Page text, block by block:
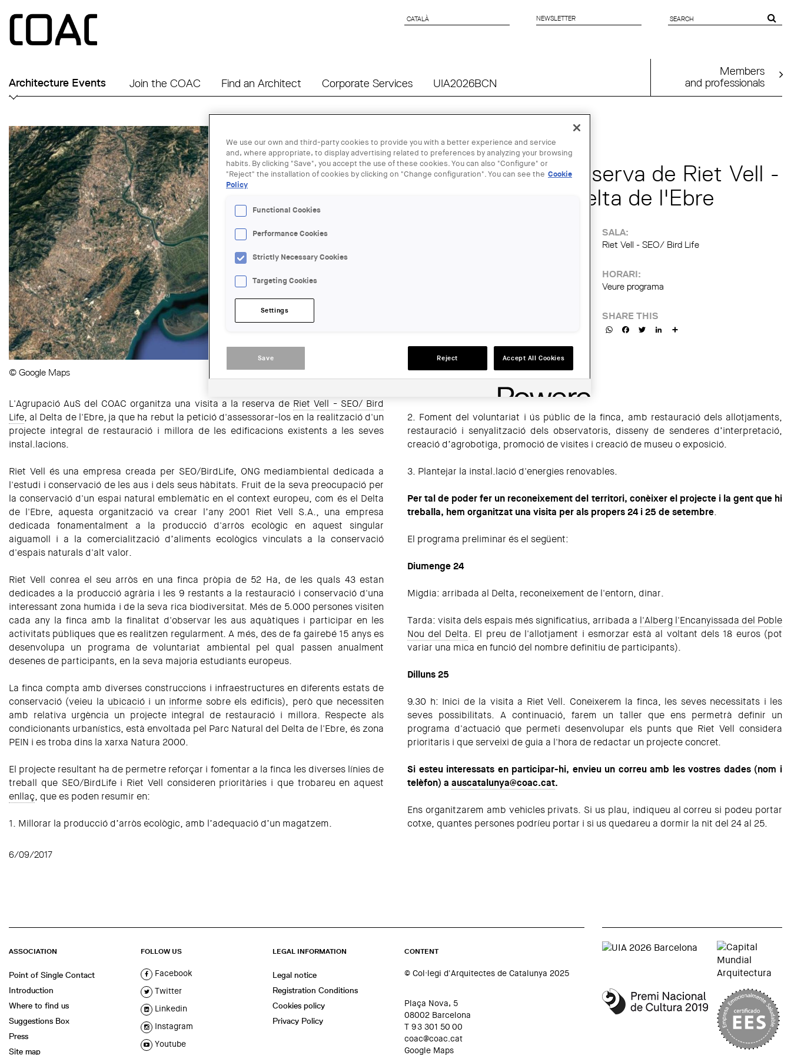
CATALÀ
CATALÀ NEWSLETTER
FORM
Architecture Events Join the COAC Find an Architect Corporate Services UIA2026BCN
Members
and professionals
© Google Maps
24 SEP - 25 SEP
Visita i taller a la reserva de Riet Vell -
SEO/Bird Life al Delta de l'Ebre
SALA:
Riet Vell - SEO/ Bird Life
HORARI:
Veure programa
SHARE THIS
WhatsAppFacebookTwitterLinkedIn
L'Agrupació AuS del COAC organitza una visita a la reserva de Riet Vell - SEO/ Bird
Life, al Delta de l'Ebre, ja que ha rebut la petició d'assessorar-los en la realització d'un
projecte integral de restauració i millora de les edificacions existents a les seves
instal.lacions.
Riet Vell és una empresa creada per SEO/BirdLife, ONG mediambiental dedicada a
l'estudi i conservació de les aus i dels seus hàbitats. Fruit de la seva preocupació per
la conservació d'un espai natural emblemàtic en el context europeu, com és el Delta
de l'Ebre, aquesta organització va crear l’any 2001 Riet Vell S.A., una empresa
dedicada fonamentalment a la producció d'arròs ecològic en aquest singular
aiguamoll i a la comercialització d’aliments ecològics vinculats a la conservació
d'espais naturals d'alt valor.
Riet Vell conrea el seu arròs en una finca pròpia de 52 Ha, de les quals 43 estan
dedicades a la producció agrària i les 9 restants a la restauració i conservació d'una
interessant zona humida i de la seva rica biodiversitat. Més de 5.000 persones visiten
cada any la finca amb la finalitat d'observar les aus aquàtiques i participar en les
activitats públiques que es realitzen regularment. A més, des de fa gairebé 15 anys es
desenvolupa un programa de voluntariat ambiental pel qual passen anualment
desenes de participants, en la seva majoria estudiants europeus.
La finca compta amb diverses construccions i infraestructures en diferents estats de
conservació (veieu la ubicació i un informe sobre els edificis), però que necessiten
amb relativa urgència un projecte integral de restauració i millora. Respecte als
condicionants urbanístics, està envoltada pel Parc Natural del Delta de l'Ebre, és zona
PEIN i es troba dins la xarxa Natura 2000.
El projecte resultant ha de permetre reforçar i fomentar a la finca les diverses línies de
treball que SEO/BirdLife i Riet Vell consideren prioritàries i que trobareu en aquest
enllaç, que es poden resumir en:
1. Millorar la producció d’arròs ecològic, amb l’adequació d’un magatzem.
2. Foment del voluntariat i ús públic de la finca, amb restauració dels allotjaments,
restauració i senyalització dels observatoris, disseny de senderes d’interpretació,
creació d’agrobotiga, promoció de visites i creació de museu o exposició.
3. Plantejar la instal.lació d'energies renovables.
Per tal de poder fer un reconeixement del territori, conèixer el projecte i la gent que hi
treballa, hem organitzat una visita per als propers 24 i 25 de setembre.
El programa preliminar és el següent:
Diumenge 24
Migdia: arribada al Delta, reconeixement de l'entorn, dinar.
Tarda: visita dels espais més significatius, arribada a l'Alberg l'Encanyissada del Poble
Nou del Delta. El preu de l'allotjament i esmorzar està al voltant dels 18 euros (pot
variar una mica en funció del nombre definitiu de participants).
Dilluns 25
9.30 h: Inici de la visita a Riet Vell. Coneixerem la finca, les seves necessitats i les
seves possibilitats. A continuació, farem un taller que ens permetrà definir un
programa d'actuació que permeti desenvolupar els punts que Riet Vell considera
prioritaris i que serveixi de guia a l'hora de redactar un projecte concret.
Si esteu interessats en participar-hi, envieu un correu amb les vostres dades (nom i
telèfon) a auscatalunya@coac.cat.
Ens organitzarem amb vehicles privats. Si us plau, indiqueu al correu si podeu portar
cotxe, quantes persones podríeu portar i si us quedareu a dormir la nit del 24 al 25.
6/09/2017
ASSOCIATION
Point of Single Contact
Introduction
Where to find us
Suggestions Box
Press
Site map
FOLLOW US
Facebook
Twitter
Linkedin
Instagram
Youtube
LEGAL INFORMATION
Legal notice
Registration Conditions
Cookies policy
Privacy Policy
CONTENT
© Col·legi d'Arquitectes de Catalunya 2025
Plaça Nova, 5
08002 Barcelona
T 93 301 50 00
coac@coac.cat
Google Maps
We use our own and third-party cookies to provide you with a better experience and service
and, where appropriate, to display advertising related to preferences by analyzing your browsing
habits. By clicking "Save", you accept the use of these cookies. You can also "Configure" or
"Reject" the installation of cookies by clicking on "Change configuration". You can see the Cookie
Policy
Functional Cookies
Performance Cookies
Strictly Necessary Cookies
Targeting Cookies
Settings
Save Reject Accept All Cookies